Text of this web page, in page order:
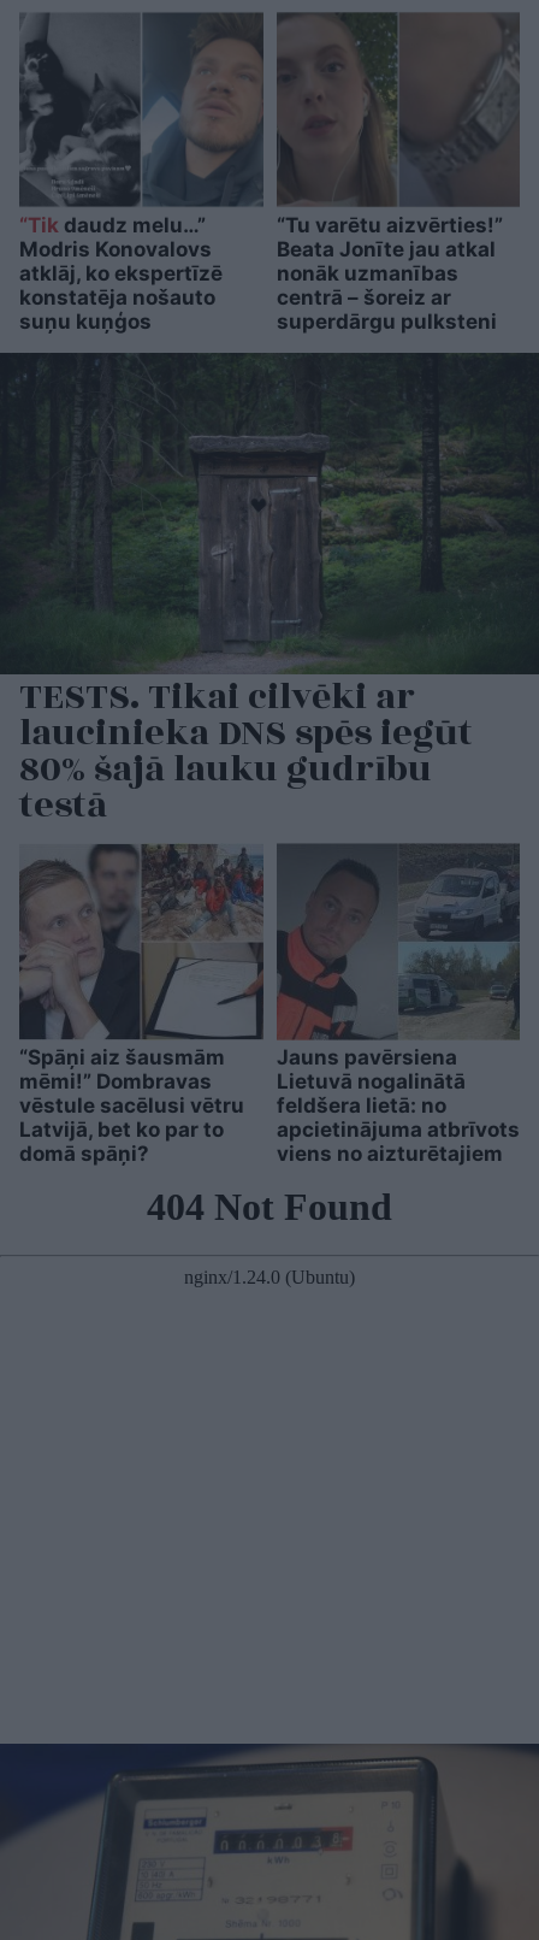
“Tik daudz melu…”
Modris Konovalovs
atklāj, ko ekspertīzē
konstatēja nošauto
suņu kuņģos
“Tu varētu aizvērties!”
Beata Jonīte jau atkal
nonāk uzmanības
centrā – šoreiz ar
superdārgu pulksteni
TESTS. Tikai cilvēki ar
laucinieka DNS spēs iegūt
80% šajā lauku gudrību
testā
“Spāņi aiz šausmām
mēmi!” Dombravas
vēstule sacēlusi vētru
Latvijā, bet ko par to
domā spāņi?
Jauns pavērsiena
Lietuvā nogalinātā
feldšera lietā: no
apcietinājuma atbrīvots
viens no aizturētajiem